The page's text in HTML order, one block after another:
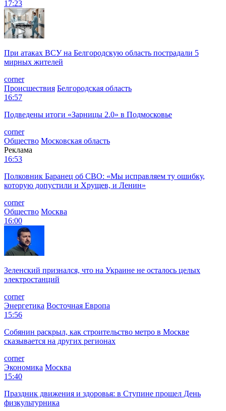
17:23
При атаках ВСУ на Белгородскую область пострадали 5
мирных жителей
corner
Происшествия Белгородская область
16:57
Подведены итоги «Зарницы 2.0» в Подмосковье
corner
Общество Московская область
Реклама
16:53
Полковник Баранец об СВО: «Мы исправляем ту ошибку,
которую допустили и Хрущев, и Ленин»
corner
Общество Москва
16:00
Зеленский признался, что на Украине не осталось целых
электростанций
corner
Энергетика Восточная Европа
15:56
Собянин раскрыл, как строительство метро в Москве
сказывается на других регионах
corner
Экономика Москва
15:40
Праздник движения и здоровья: в Ступине прошел День
физкультурника